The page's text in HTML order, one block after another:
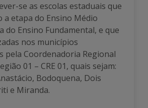
se as escolas estaduais que
a etapa do Ensino Médio
do Ensino Fundamental, e que
nos municípios
pela Coordenadoria Regional
01 – CRE 01, quais sejam:
Bodoquena, Dois
e Miranda.